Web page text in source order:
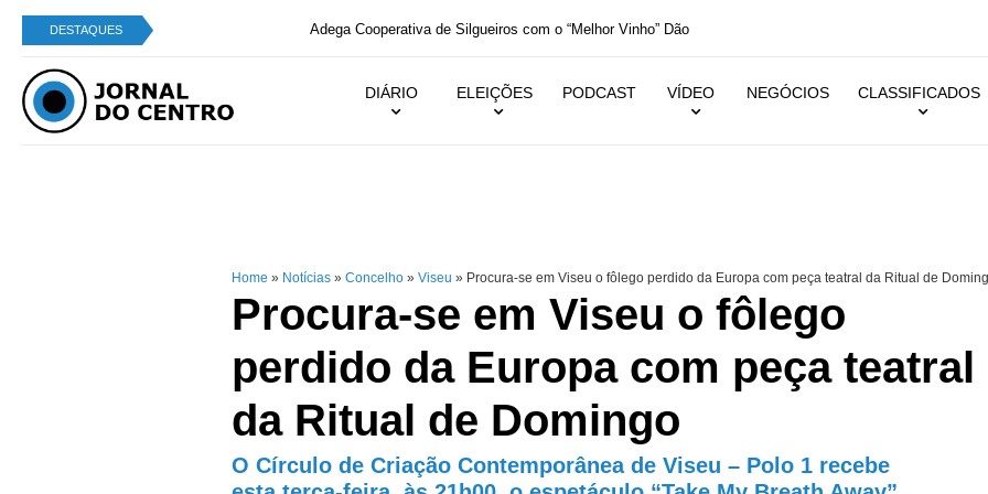
DESTAQUES Adega Cooperativa de Silgueiros com o “Melhor Vinho” Dão
DIÁRIO ELEIÇÕES PODCAST VÍDEO NEGÓCIOS CLASSIFICADOS
Home » Notícias » Concelho » Viseu » Procura-se em Viseu o fôlego perdido da Europa com peça teatral da Ritual de
Procura-se em Viseu o fôlego
perdido da Europa com peça teatral
da Ritual de Domingo
O Círculo de Criação Contemporânea de Viseu – Polo 1 recebe